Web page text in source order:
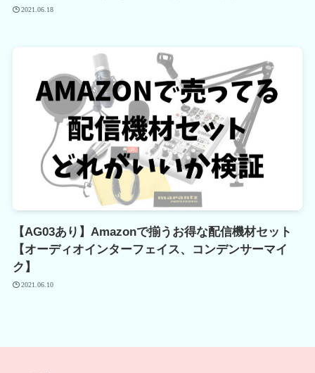
2021.06.18
【AG03あり】Amazonで揃うお得な配信機材セット
【オーディオインターフェイス、コンデンサーマイ
ク】
2021.06.10